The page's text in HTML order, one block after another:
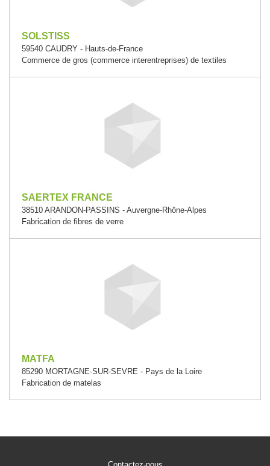
SOLSTISS
59540 CAUDRY - Hauts-de-France
Commerce de gros (commerce interentreprises) de textiles
SAERTEX FRANCE
38510 ARANDON-PASSINS - Auvergne-Rhône-Alpes
Fabrication de fibres de verre
MATFA
85290 MORTAGNE-SUR-SEVRE - Pays de la Loire
Fabrication de matelas